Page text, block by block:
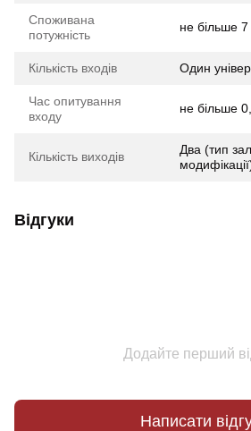
Споживана
потужність
не більше
Кількість входів Один
Час опитування
входу
не більше
Кількість виходів
Два (тип
Відгуки
Додайте перший
Написати